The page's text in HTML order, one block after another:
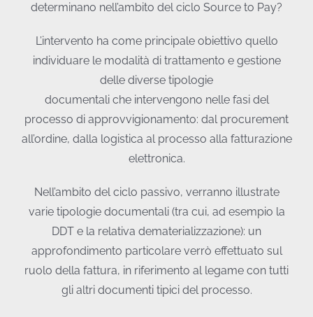
determinano nell’ambito del ciclo Source to Pay?
L’intervento ha come principale obiettivo quello
individuare le modalità di trattamento e gestione
delle diverse tipologie
documentali che intervengono nelle fasi del
processo di approvvigionamento: dal procurement
all’ordine, dalla logistica al processo alla fatturazione
elettronica.
Nell’ambito del ciclo passivo, verranno illustrate
varie tipologie documentali (tra cui, ad esempio la
DDT e la relativa dematerializzazione): un
approfondimento particolare verrò effettuato sul
ruolo della fattura, in riferimento al legame con tutti
gli altri documenti tipici del processo.